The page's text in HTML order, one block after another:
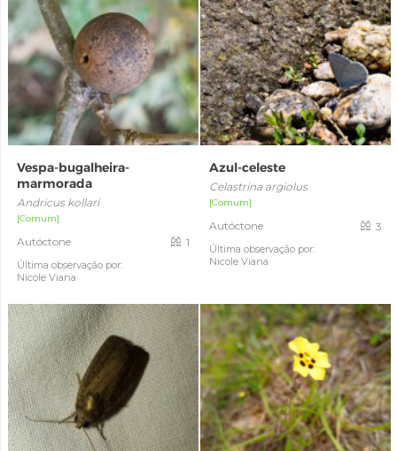
Vespa-bugalheira-
marmorada
Andricus kollari
[Comum]
Autóctone
Última observação por:
Nicole Viana
1
Azul-celeste
Celastrina argiolus
[Comum]
Autóctone
Última observação por:
Nicole Viana
3